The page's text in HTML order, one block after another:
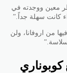
معين ووجدته في
من اروفانا، ولن